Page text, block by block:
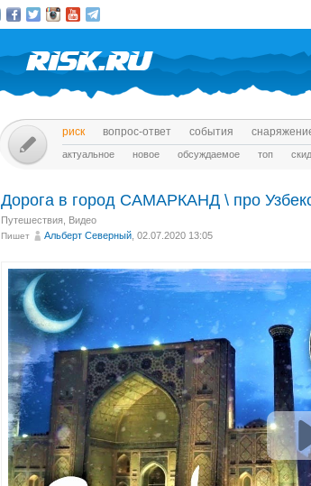
риск вопрос-ответ события
актуальное новое обсуждаемое топ
Дорога в город САМАРКАНД \ про
Путешествия Видео
Пишет Альберт Северный , 02.07.2020 13:05